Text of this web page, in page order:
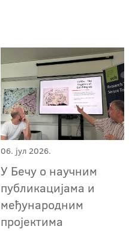
06. јул 2026.
У Бечу о научним
публикацијама и
међународним
пројектима